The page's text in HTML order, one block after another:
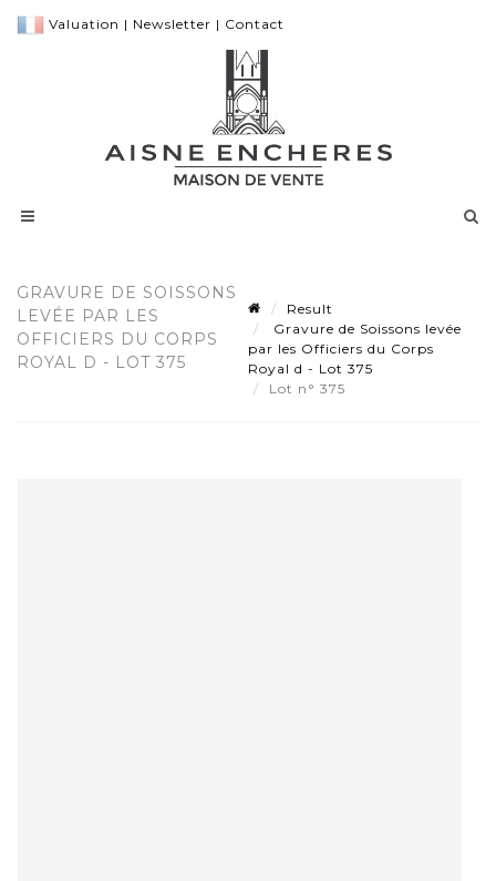
Valuation | Newsletter | Contact
GRAVURE DE SOISSONS
LEVÉE PAR LES
OFFICIERS DU CORPS
ROYAL D - LOT 375
Result
Gravure de Soissons levée
par les Officiers du Corps
Royal d - Lot 375
Lot n° 375